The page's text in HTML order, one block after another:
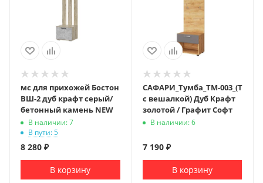
мс для прихожей Бостон
ВШ-2 дуб крафт серый/
бетонный камень NEW
В наличии: 7
В пути: 5
8 280 ₽
В корзину
САФАРИ_Тумба_ТМ-003_(Тумба
с вешалкой) Дуб Крафт
золотой / Графит Софт
В наличии: 6
7 190₽
В корзину